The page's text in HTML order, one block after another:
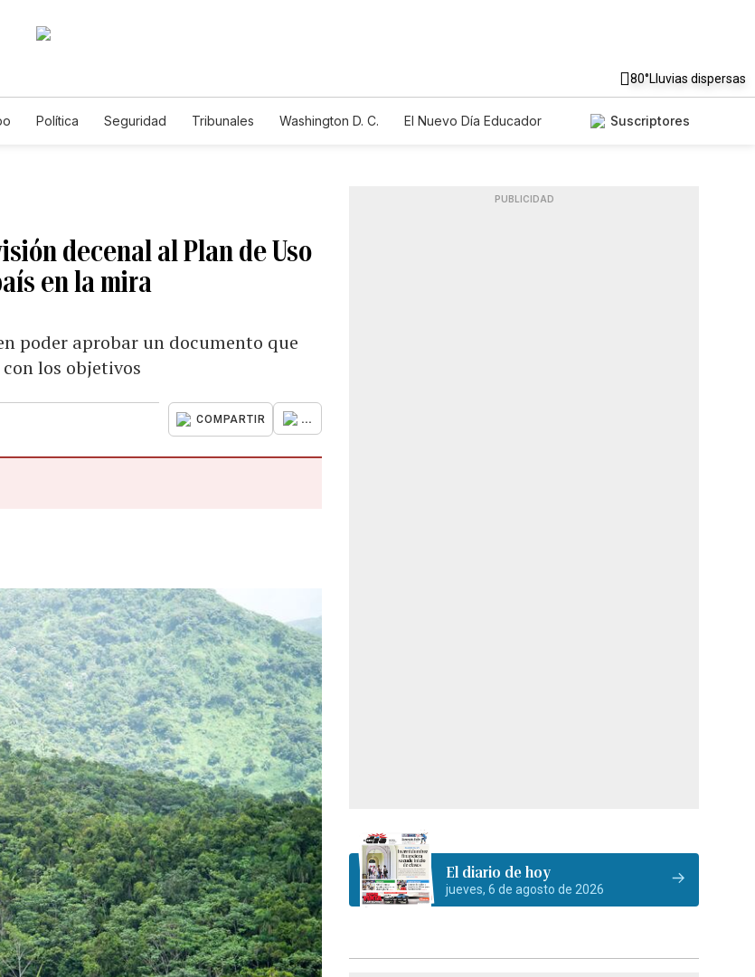
80°Lluvias dispersas
Política Seguridad Tribunales Washington D. C.
El Nuevo Día Educador
Suscriptores
decenal al Plan de Uso
en la mira
poder aprobar un documento que
los objetivos
COMPARTIR ...
PUBLICIDAD
El diario de hoy
jueves, 6 de agosto de 2026